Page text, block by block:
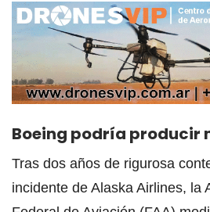
Boeing podría producir
Tras dos años de rigurosa
incidente de Alaska Airlines, la